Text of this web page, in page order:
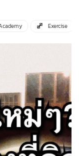
Exercise